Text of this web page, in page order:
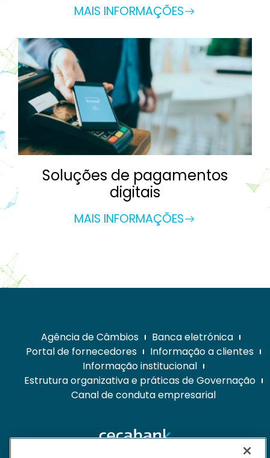
MAIS INFORMAÇÕES
Soluções de pagamentos
digitais
MAIS INFORMAÇÕES
Agência de Câmbios
Banca eletrónica
Portal de fornecedores
Informação a clientes
Informação institucional
Estrutura organizativa e práticas de Governação
Canal de conduta empresarial